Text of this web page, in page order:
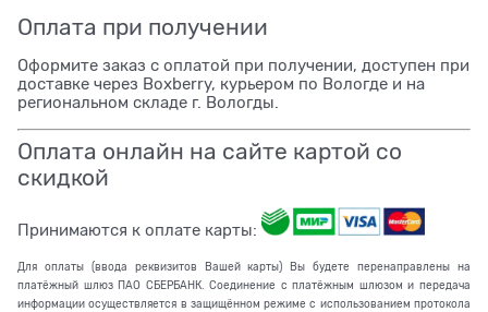
Оплата при получении
Оформите заказ с оплатой при получении, доступен при
доставке через Boxberry, курьером по Вологде и на
региональном складе г. Вологды.
Оплата онлайн на сайте картой со
скидкой
Принимаются к оплате карты:
Для оплаты (ввода реквизитов Вашей карты) Вы будете перенаправлены на
платёжный шлюз ПАО СБЕРБАНК. Соединение с платёжным шлюзом и передача
информации осуществляется в защищённом режиме с использованием протокола